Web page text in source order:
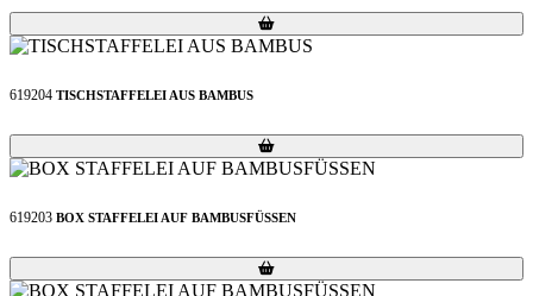
Loading...
Loading...
619204 TISCHSTAFFELEI AUS BAMBUS
Loading...
Loading...
619203 BOX STAFFELEI AUF BAMBUSFÜSSEN
Loading...
Loading...